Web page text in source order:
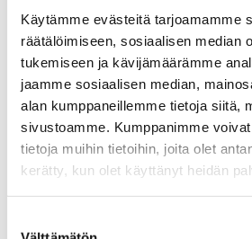
Käytämme evästeitä tarjoamamme
räätälöimiseen, sosiaalisen median
tukemiseen ja kävijämäärämme
jaamme sosiaalisen median,
alan kumppaneillemme tietoja siitä,
sivustoamme. Kumppanimme
tietoja muihin tietoihin, joita olet
kerätty, kun olet käyttänyt heidän